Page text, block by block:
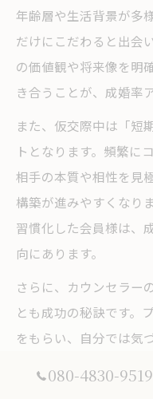
年齢層や生活背景が多
だけにこだわると出会
の価値観や将来像を明
き合うことが、成婚率
また、仮交際中は「短
トとなります。頻繁に
相手の本質や相性を見
構築が進みやすくなり
習慣化した会員様は、
向にあります。
さらに、カウンセラー
とも成功の秘訣です。
をもらい、自分では気
ことで、より良いご縁
080-4830-9519